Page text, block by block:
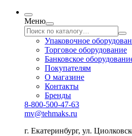
Меню
Упаковочное
Торговое оборудование
Банковское
Покупателям
О магазине
Контакты
Бренды
8-800-500-47-63
mv@tehmaks.ru
г. Екатеринбург, ул.